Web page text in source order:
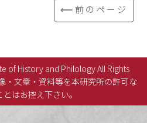
⟸前のページ
of History and Philology All Rights
・文章・資料等を本研究所の許可な
はお控え下さい。